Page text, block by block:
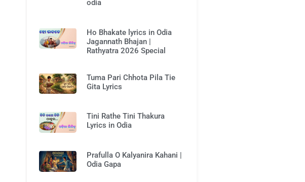
odia
Ho Bhakate lyrics in Odia
Jagannath Bhajan |
Rathyatra 2026 Special
Tuma Pari Chhota Pila Tie
Gita Lyrics
Tini Rathe Tini Thakura
Lyrics in Odia
Prafulla O Kalyanira Kahani |
Odia Gapa